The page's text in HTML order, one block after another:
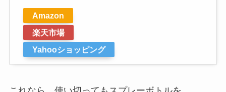
Amazon
楽天市場
Yahooショッピング